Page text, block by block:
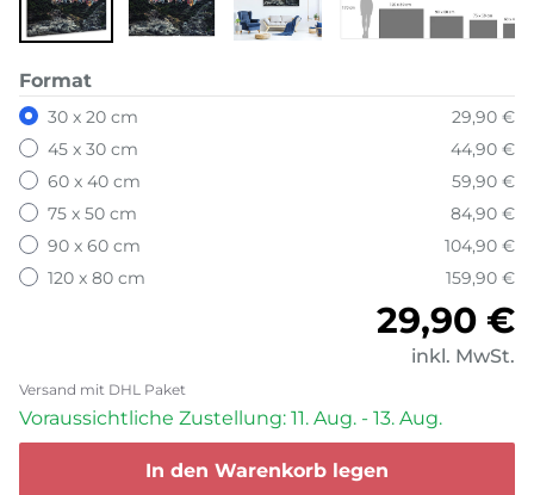
Format
30 x 20 cm
29,90 €
45 x 30 cm
44,90 €
60 x 40 cm
59,90 €
75 x 50 cm
84,90 €
90 x 60 cm
104,90 €
120 x 80 cm
159,90 €
29,90 €
inkl. MwSt.
Versand mit DHL Paket
Voraussichtliche Zustellung: 11. Aug. - 13. Aug.
In den Warenkorb legen